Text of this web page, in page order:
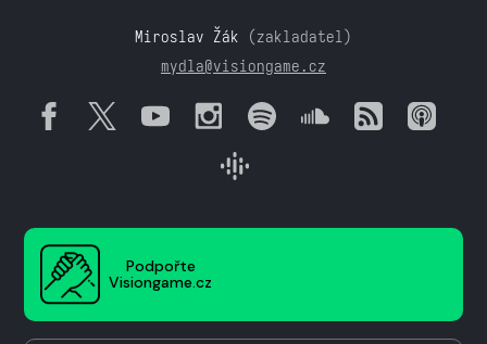
Miroslav Žák (zakladatel)
mydla@visiongame.cz
Podpořte
Visiongame.cz